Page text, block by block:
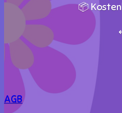
📦
AGB